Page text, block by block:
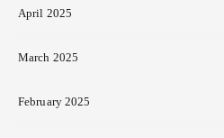
April 2025
March 2025
February 2025